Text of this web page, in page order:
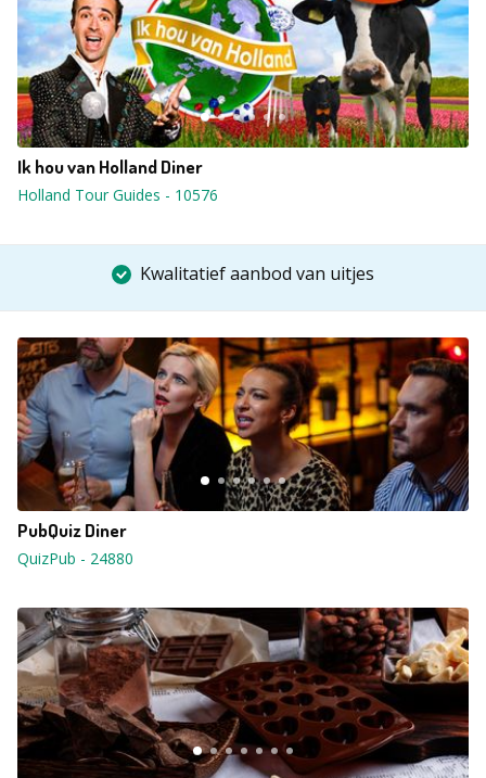
Ik hou van Holland Diner
Holland Tour Guides - 10576
Kwalitatief aanbod van uitjes
PubQuiz Diner
QuizPub - 24880